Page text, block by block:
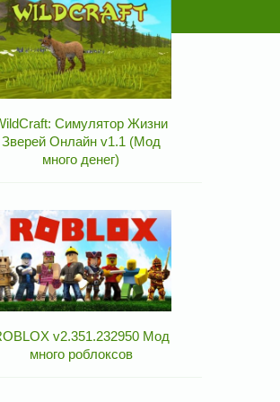
Симулятор Жизни
Зверей Онлайн v1.1 (Мод
много денег)
v2.351.232950 Мод
много роблоксов